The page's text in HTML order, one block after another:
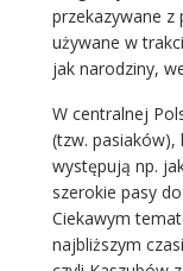
przekazywane z
używane w
jak narodziny,
W centralnej
(tzw. pasiaków),
występują np.
szerokie pasy
Ciekawym
najbliższym